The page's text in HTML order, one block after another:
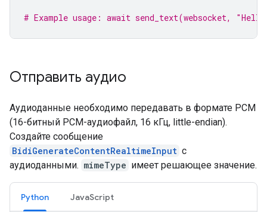
# Example usage: await send_text(websocket,
Отправить аудио
Аудиоданные необходимо передавать в формате PCM
(16-битный PCM-аудиофайл, 16 кГц, little-endian).
Создайте сообщение
BidiGenerateContentRealtimeInput с
аудиоданными. mimeType имеет решающее значение.
Python JavaScript